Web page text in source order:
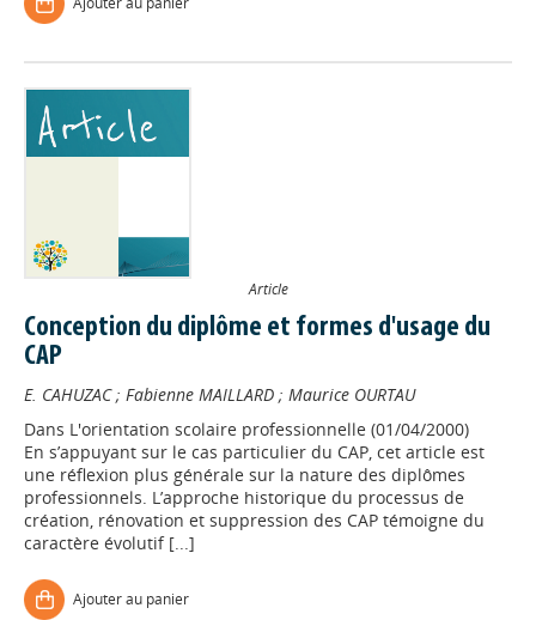
Article
Conception du diplôme et formes d'usage du
CAP
E. CAHUZAC; Fabienne MAILLARD ; Maurice OURTAU
Dans L'orientation scolaire professionnelle (01/04/2000)
En s’appuyant sur le cas particulier du CAP, cet article est
une réflexion plus générale sur la nature des diplômes
professionnels. L’approche historique du processus de
création, rénovation et suppression des CAP témoigne du
caractère évolutif [...]
Ajouter au panier
Appels à projets